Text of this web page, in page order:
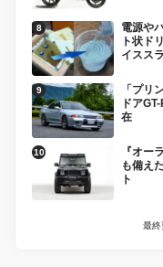
電源や
ト状ド
イスス
「プリ
ドア
在
『オー
も備え
ト
最